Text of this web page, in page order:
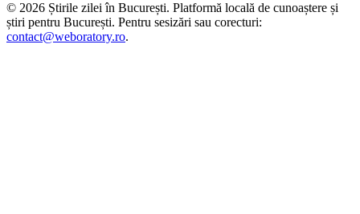
© 2026 Știrile zilei în București. Platformă locală de cunoaștere și
știri pentru București. Pentru sesizări sau corecturi:
contact@weboratory.ro.